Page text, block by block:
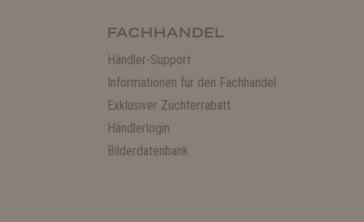
FACHHANDEL
Händler-Support
Informationen für den Fachhandel
Exklusiver Züchterrabatt
Händlerlogin
Bilderdatenbank